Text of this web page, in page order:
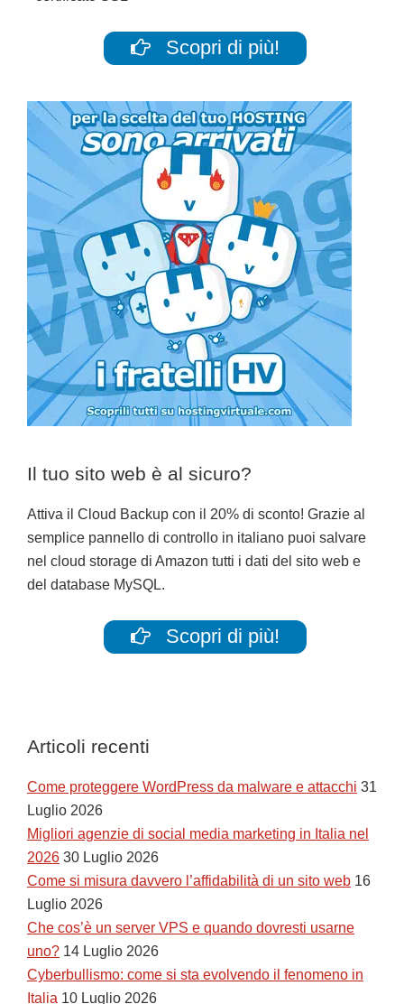
Scopri di più!
Il tuo sito web è al sicuro?
Attiva il Cloud Backup con il 20% di sconto! Grazie al
semplice pannello di controllo in italiano puoi salvare
nel cloud storage di Amazon tutti i dati del sito web e
del database MySQL.
Scopri di più!
Articoli recenti
Come proteggere WordPress da malware e attacchi 31
Luglio 2026
Migliori agenzie di social media marketing in Italia nel
2026 30 Luglio 2026
Come si misura davvero l’affidabilità di un sito web 16
Luglio 2026
Che cos’è un server VPS e quando dovresti usarne
uno? 14 Luglio 2026
Cyberbullismo: come si sta evolvendo il fenomeno in
Italia 10 Luglio 2026